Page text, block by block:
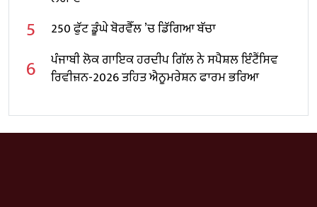
5 250 ਫੁੱਟ ਡੂੰਘੇ ਬੋਰਵੈੱਲ ’ਚ ਡਿੱਗਿਆ ਬੱਚਾ
6
ਪੰਜਾਬੀ ਲੋਕ ਗਾਇਕ ਹਰਦੀਪ ਗਿੱਲ ਨੇ ਸਪੈਸ਼ਲ ਇੰਟੈਂਸਿਵ
ਰਿਵੀਜ਼ਨ-2026 ਤਹਿਤ ਐਨੂਮਰੇਸ਼ਨ ਫਾਰਮ ਭਰਿਆ